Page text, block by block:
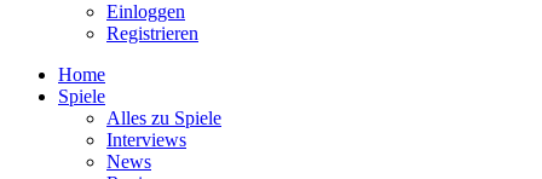
Einloggen
Registrieren
Home
Spiele
Alles zu Spiele
Interviews
News